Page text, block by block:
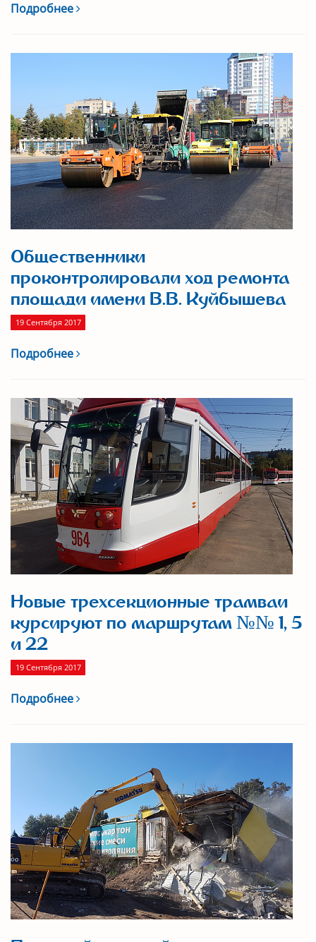
Подробнее
Общественники
проконтролировали ход ремонта
площади имени В.В. Куйбышева
19 Сентября 2017
Подробнее
Новые трехсекционные трамваи
курсируют по маршрутам №№ 1, 5
и 22
19 Сентября 2017
Подробнее